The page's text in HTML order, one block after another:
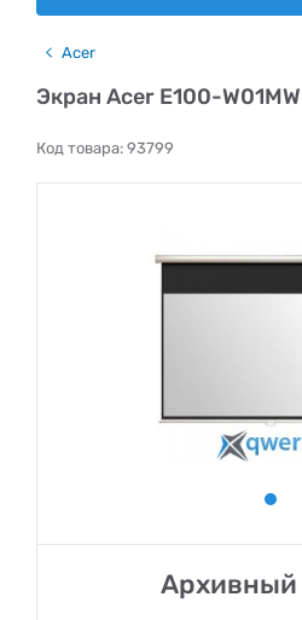
Acer
Экран Acer E100-
Код товара: 93799
Архивный